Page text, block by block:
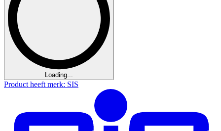
Loading...
Product heeft merk: SIS